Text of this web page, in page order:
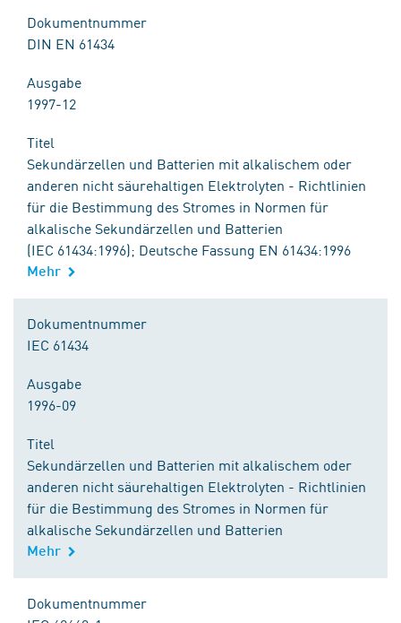
Dokumentnummer
DIN EN 61434
Ausgabe
1997-12
Titel
Sekundärzellen und Batterien mit alkalischem oder
anderen nicht säurehaltigen Elektrolyten - Richtlinien
für die Bestimmung des Stromes in Normen für
alkalische Sekundärzellen und Batterien
(IEC 61434:1996); Deutsche Fassung EN 61434:1996
Mehr
Dokumentnummer
IEC 61434
Ausgabe
1996-09
Titel
Sekundärzellen und Batterien mit alkalischem oder
anderen nicht säurehaltigen Elektrolyten - Richtlinien
für die Bestimmung des Stromes in Normen für
alkalische Sekundärzellen und Batterien
Mehr
Dokumentnummer